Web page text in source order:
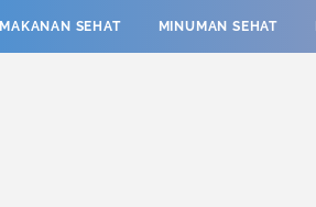
MAKANAN SEHAT MINUMAN SEHAT